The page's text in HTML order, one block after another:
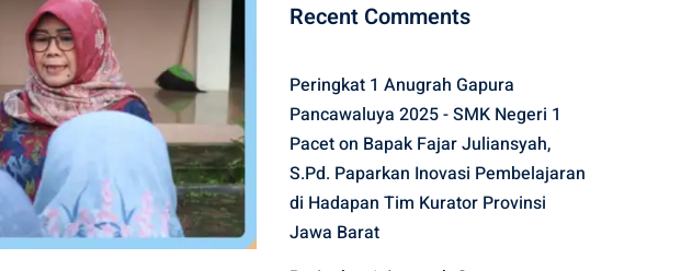
Recent Comments
Peringkat 1 Anugrah Gapura
Pancawaluya 2025 - SMK Negeri 1
Paceton Bapak Fajar Juliansyah,
S.Pd. Paparkan Inovasi Pembelajaran
di Hadapan Tim Kurator Provinsi
Jawa Barat